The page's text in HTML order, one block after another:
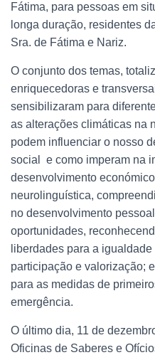
Fátima, para pessoas em
longa duração, residentes
Sra. de Fátima e Nariz.
O conjunto dos temas,
enriquecedoras e
sensibilizaram para
as alterações climáticas na
podem influenciar o nosso
social e como imperam na
desenvolvimento
neurolinguística,
no desenvolvimento
oportunidades,
liberdades para a
participação e valorização;
para as medidas de
emergência.
O último dia, 11 de
Oficinas de Saberes e